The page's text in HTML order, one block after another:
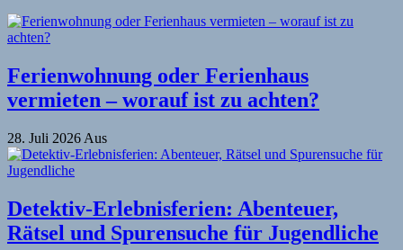
Ferienwohnung oder Ferienhaus
vermieten – worauf ist zu achten?
28. Juli 2026 Aus
Detektiv-Erlebnisferien: Abenteuer,
Rätsel und Spurensuche für Jugendliche